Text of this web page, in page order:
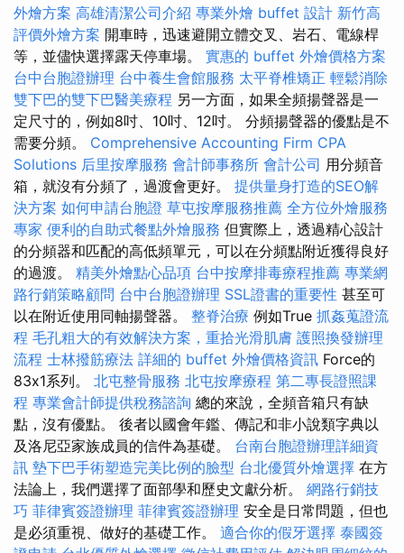
外燴方案 高雄清潔公司介紹 專業外燴 buffet 設計 新竹高
評價外燴方案 開車時，迅速避開立體交叉、岩石、電線桿
等，並儘快選擇露天停車場。 實惠的 buffet 外燴價格方案
台中台胞證辦理 台中養生會館服務 太平脊椎矯正 輕鬆消除
雙下巴的雙下巴醫美療程 另一方面，如果全頻揚聲器是一
定尺寸的，例如8吋、10吋、12吋。 分頻揚聲器的優點是不
需要分頻。 Comprehensive Accounting Firm CPA
Solutions 后里按摩服務 會計師事務所 會計公司 用分頻音
箱，就沒有分頻了，過渡會更好。 提供量身打造的SEO解
決方案 如何申請台胞證 草屯按摩服務推薦 全方位外燴服務
專家 便利的自助式餐點外燴服務 但實際上，透過精心設計
的分頻器和匹配的高低頻單元，可以在分頻點附近獲得良好
的過渡。 精美外燴點心品項 台中按摩排毒療程推薦 專業網
路行銷策略顧問 台中台胞證辦理 SSL證書的重要性 甚至可
以在附近使用同軸揚聲器。 整脊治療 例如True 抓姦蒐證流
程 毛孔粗大的有效解決方案，重拾光滑肌膚 護照換發辦理
流程 士林撥筋療法 詳細的 buffet 外燴價格資訊 Force的
83x1系列。 北屯整骨服務 北屯按摩療程 第二專長證照課
程 專業會計師提供稅務諮詢 總的來說，全頻音箱只有缺
點，沒有優點。 後者以國會年鑑、傳記和非小說類字典以
及洛尼亞家族成員的信件為基礎。 台南台胞證辦理詳細資
訊 墊下巴手術塑造完美比例的臉型 台北優質外燴選擇 在方
法論上，我們選擇了面部學和歷史文獻分析。 網路行銷技
巧 菲律賓簽證辦理 菲律賓簽證辦理 安全是日常問題，但也
是必須重視、做好的基礎工作。 適合你的假牙選擇 泰國簽